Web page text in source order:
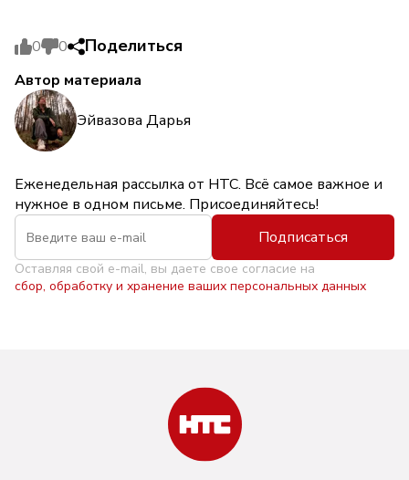
0 0 Поделиться
Автор материала
Эйвазова Дарья
Еженедельная рассылка от НТС. Всё самое важное и
нужное в одном письме. Присоединяйтесь!
Подписаться
Оставляя свой e-mail, вы даете свое согласие на
сбор, обработку и хранение ваших персональных данных